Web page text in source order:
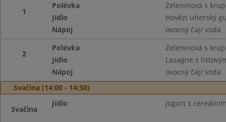
1
Polévka
Zeleninová s
Jídlo
Hovězí uherský
Nápoj
ovocný čaj/ voda
2
Polévka
Zeleninová s
Jídlo
Lasagne s
Nápoj
ovocný čaj/ voda
Svačina (14:00 - 14:30)
Svačina
Jídlo Jogurt s